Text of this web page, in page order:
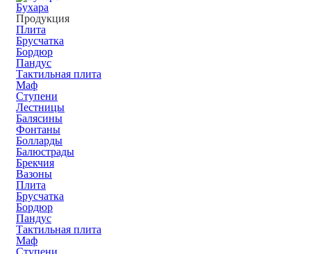
Бухара
Продукция
Плита
Брусчатка
Бордюр
Пандус
Тактильная плита
Маф
Ступени
Лестницы
Балясины
Фонтаны
Болларды
Балюстрады
Брекчия
Вазоны
Плита
Брусчатка
Бордюр
Пандус
Тактильная плита
Маф
Ступени